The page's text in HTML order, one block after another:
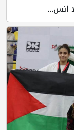
انس...